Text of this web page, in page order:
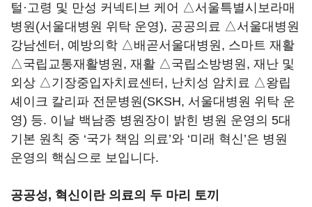
털·고령 및 만성 커넥티브 케어 △서울특별시보라매
병원(서울대병원 위탁 운영), 공공의료 △서울대병원
강남센터, 예방의학 △배곧서울대병원, 스마트 재활
△국립교통재활병원, 재활 △국립소방병원, 재난 및
외상 △기장중입자치료센터, 난치성 암치료 △왕립
셰이크 칼리파 전문병원(SKSH, 서울대병원 위탁 운
영) 등. 이날 백남종 병원장이 밝힌 병원 운영의 5대
기본 원칙 중 ‘국가 책임 의료’와 ‘미래 혁신’은 병원
운영의 핵심으로 보입니다.
공공성, 혁신이란 의료의 두 마리 토끼